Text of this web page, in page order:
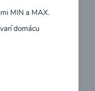
MIN a MAX.
domácu